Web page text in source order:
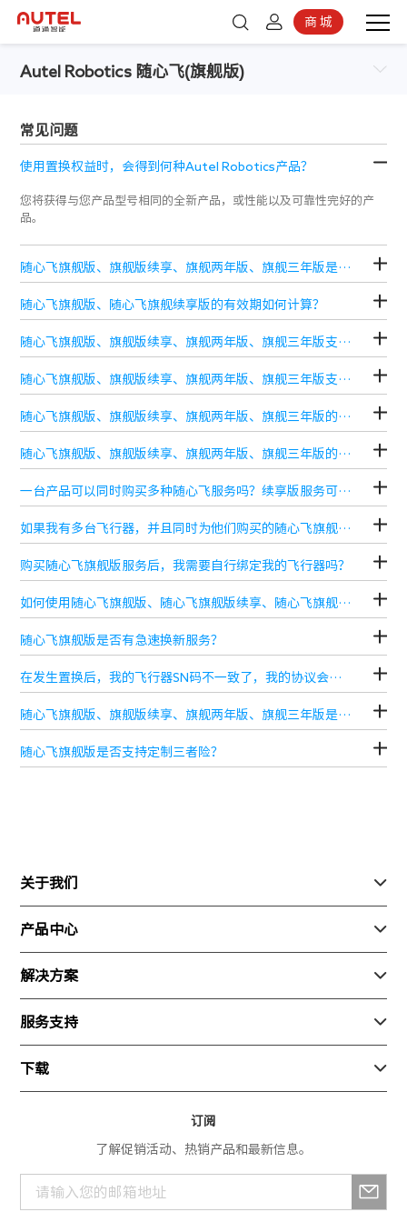
商 城
Autel Robotics 随心飞(旗舰版)
常见问题
使用置换权益时，会得到何种Autel Robotics产品？
您将获得与您产品型号相同的全新产品，或性能以及可靠性完好的产
品。
随心飞旗舰版、旗舰版续享、旗舰两年版、旗舰三年版是什么？
随心飞旗舰版、随心飞旗舰续享版的有效期如何计算？
随心飞旗舰版、旗舰版续享、旗舰两年版、旗舰三年版支持区域有哪些？
随心飞旗舰版、旗舰版续享、旗舰两年版、旗舰三年版支持机型有哪些？
随心飞旗舰版、旗舰版续享、旗舰两年版、旗舰三年版的服务费用是多少？
随心飞旗舰版、旗舰版续享、旗舰两年版、旗舰三年版的购买条件有哪些?
一台产品可以同时购买多种随心飞服务吗？续享版服务可以多次购买吗？
如果我有多台飞行器，并且同时为他们购买的随心飞旗舰版/随心飞两年版/随心飞三年版服务，请问多台飞机的保障额度可以共享吗？
购买随心飞旗舰版服务后，我需要自行绑定我的飞行器吗？
如何使用随心飞旗舰版、随心飞旗舰版续享、随心飞旗舰两年版、随心飞旗舰三年版的置换/维修服务？
随心飞旗舰版是否有急速换新服务？
在发生置换后，我的飞行器SN码不一致了，我的协议会发生改变吗？保障期间会重新计算吗？
随心飞旗舰版、旗舰版续享、旗舰两年版、旗舰三年版是否有赠送三者险？有效期是多久？
随心飞旗舰版是否支持定制三者险？
关于我们 
关于我们
联系我们
产品中心 
行业产品
消费产品
解决方案 
安防
巡检
服务支持 
随心飞
服务进度查询
解禁申请
下载 
行业产品
消费产品
订阅
了解促销活动、热销产品和最新信息。